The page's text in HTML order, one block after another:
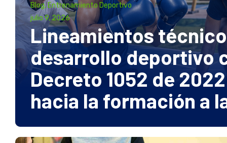
Blog, Entrenamiento Deportivo
julio 9, 2026
Lineamientos
desarrollo deportivo
Decreto 1052 de
hacia la formación a